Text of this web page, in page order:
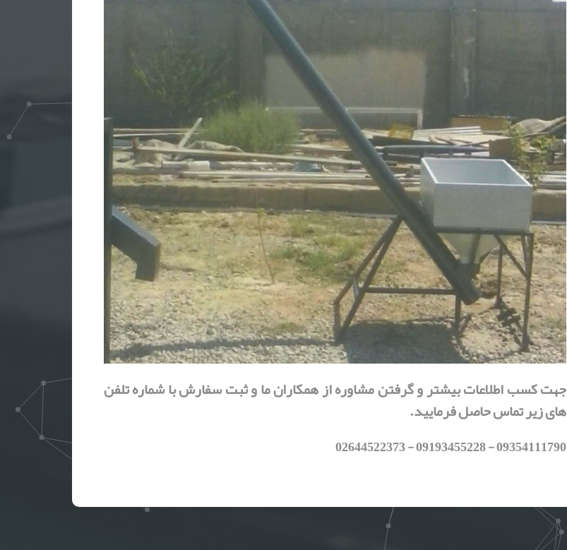
جهت کسب اطلاعات بیشتر و گرفتن مشاوره از همکاران ما و ثبت سفارش با شماره تلفن
های زیر تماس حاصل فرمایید.
09354111790 - 09193455228 - 02644522373